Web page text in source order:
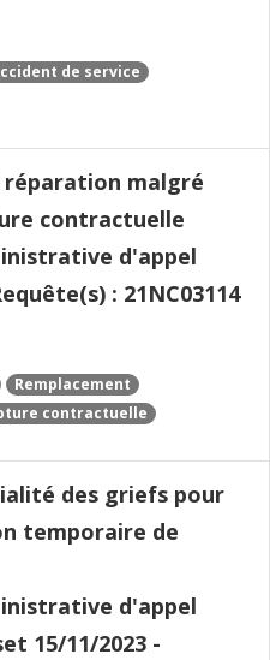
de service
réparation malgré
contractuelle
d'appel
: 21NC03114
Remplacement
contractuelle
des griefs pour
temporaire de
d'appel
15/11/2023 -